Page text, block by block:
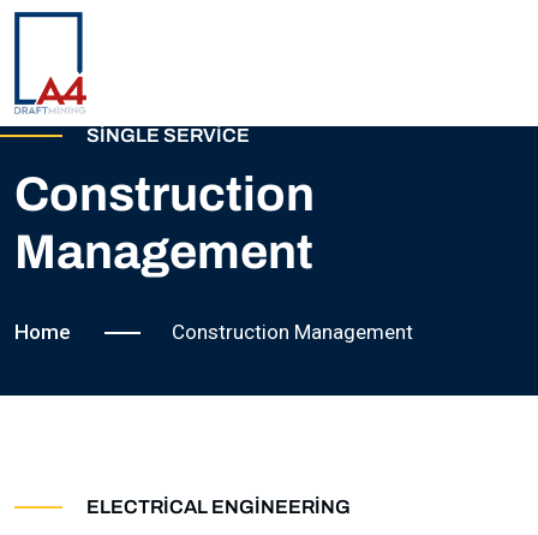
SINGLE SERVICE
Construction
Management
Home Construction Management
ELECTRICAL ENGINEERING